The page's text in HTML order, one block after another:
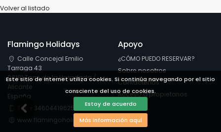
Este sitio de Internet utiliza cookies. Si continúa navegando por el sitio
consciente del uso de cookies.
Estoy de acuerdo
Más información aquí
Volver al listado
Flamingo Holidays
Calle Concejal Emilio
Tarraga 43
03191 Torre de la Horadada /
Alicante
España
Tel: +34604419625
www.flamingoholidays.es
Apoyo
¿CÓMO PUEDO RESERVAR?
Sobre nosotros
Contáctenos
Acceso a propietarios